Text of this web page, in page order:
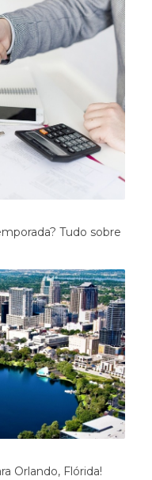
Tudo sobre
Orlando, Flórida!